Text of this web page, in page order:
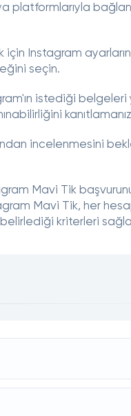
platformlarıyla
Instagram
seçin.
istediği
incelenmesini
Mavi Tik
Mavi Tik, her
kriterleri